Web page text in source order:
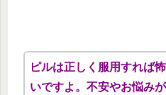
ピルは正しく服用すれば
いですよ。不安やお悩み